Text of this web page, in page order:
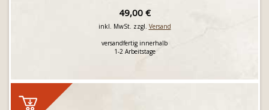
49,00 €
inkl. MwSt. zzgl. Versand
versandfertig innerhalb
1-2 Arbeitstage